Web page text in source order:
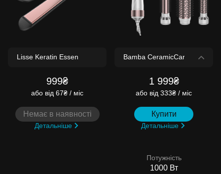
999₴
або від 67₴ / міс
Немає в наявності
Детальніше
1 999₴
або від 333₴ / міс
Купити
Детальніше
Потужність
1000 Вт